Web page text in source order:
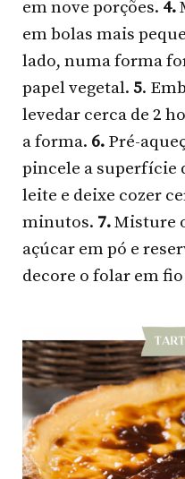
em nove porções. 4.
em bolas mais
lado, numa forma
papel vegetal. 5.
levedar cerca de 2
a forma. 6. Pré-
pincele a superfície
leite e deixe cozer
minutos. 7.Misture
açúcar em pó e
decore o folar em